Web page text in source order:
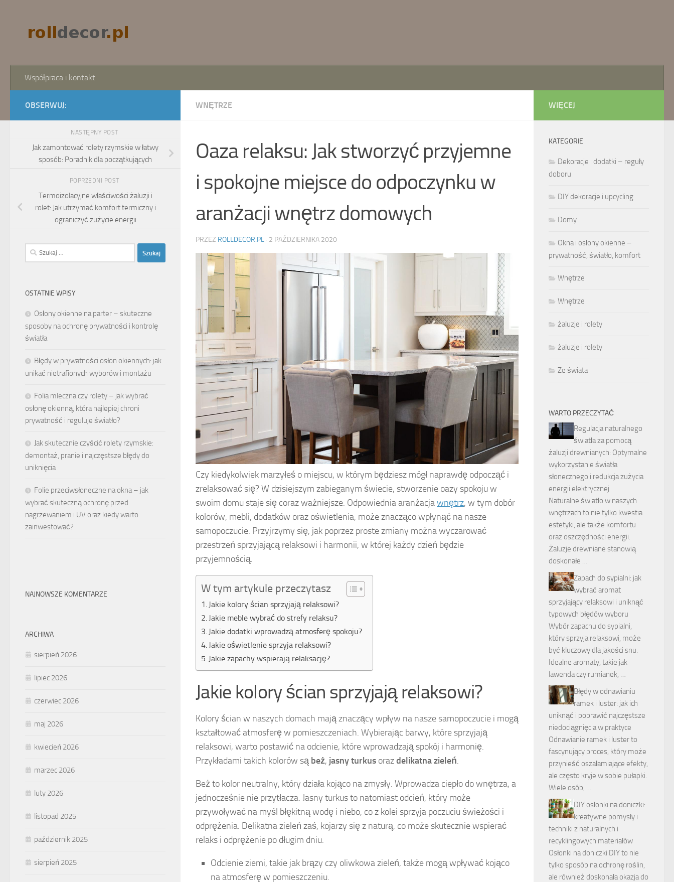
Współpraca i kontakt
WNĘTRZE
Oaza relaksu: Jak stworzyć przyjemne
i spokojne miejsce do odpoczynku w
aranżacji wnętrz domowych
PRZEZ ROLLDECOR.PL · 2 PAŹDZIERNIKA 2020
Czy kiedykolwiek marzyłeś o miejscu, w którym będziesz mógł naprawdę odpocząć i
zrelaksować się? W dzisiejszym zabieganym świecie, stworzenie oazy spokoju w
swoim domu staje się coraz ważniejsze. Odpowiednia aranżacjawnętrz, w tym dobór
kolorów, mebli, dodatków oraz oświetlenia, może znacząco wpłynąć na nasze
samopoczucie. Przyjrzymy się, jak poprzez proste zmiany można wyczarować
przestrzeń sprzyjającą relaksowi i harmonii, w której każdy dzień będzie
przyjemnością.
W tym artykule przeczytasz
Jakie kolory ścian sprzyjają relaksowi?
Jakie meble wybrać do strefy relaksu?
Jakie dodatki wprowadzą atmosferę spokoju?
Jakie oświetlenie sprzyja relaksowi?
Jakie zapachy wspierają relaksację?
Jakie kolory ścian sprzyjają relaksowi?
Kolory ścian w naszych domach mają znaczący wpływ na nasze samopoczucie i mogą
kształtować atmosferę w pomieszczeniach. Wybierając barwy, które sprzyjają
relaksowi, warto postawić na odcienie, które wprowadzają spokój i harmonię.
Przykładami takich kolorów są beż, jasny turkus orazdelikatna zieleń.
Beż to kolor neutralny, który działa kojąco na zmysły. Wprowadza ciepło do wnętrza, a
jednocześnie nie przytłacza. Jasny turkus to natomiast odcień, który może
przywoływać na myśl błękitną wodę i niebo, co z kolei sprzyja poczuciu świeżości i
odprężenia. Delikatna zieleń zaś, kojarzy się z naturą, co może skutecznie wspierać
relaks i odprężenie po długim dniu.
Odcienie ziemi, takie jak brązy czy oliwkowa zieleń, także mogą wpływać kojąco
na atmosferę w pomieszczeniu.
OBSERWUJ:
NASTĘPNY POST
Jak zamontować rolety rzymskie w łatwy
sposób: Poradnik dla początkujących
POPRZEDNI POST
Termoizolacyjne właściwości żaluzji i
rolet: Jak utrzymać komfort termiczny i
ograniczyć zużycie energii
Szukaj:
OSTATNIE WPISY
Osłony okienne na parter – skuteczne
sposoby na ochronę prywatności i kontrolę
światła
Błędy w prywatności osłon okiennych: jak
unikać nietrafionych wyborów i montażu
Folia mleczna czy rolety – jak wybrać
osłonę okienną, która najlepiej chroni
prywatność i reguluje światło?
Jak skutecznie czyścić rolety rzymskie:
demontaż, pranie i najczęstsze błędy do
uniknięcia
Folie przeciwsłoneczne na okna – jak
wybrać skuteczną ochronę przed
nagrzewaniem i UV oraz kiedy warto
zainwestować?
NAJNOWSZE KOMENTARZE
ARCHIWA
sierpień 2026
lipiec 2026
czerwiec 2026
maj 2026
kwiecień 2026
marzec 2026
luty 2026
listopad 2025
październik 2025
sierpień 2025
WIĘCEJ
KATEGORIE
Dekoracje i dodatki – reguły
doboru
DIY dekoracje i upcycling
Domy
Okna i osłony okienne –
prywatność, światło, komfort
Wnętrze
Wnętrze
żaluzje i rolety
żaluzje i rolety
Ze świata
WARTO PRZECZYTAĆ
Regulacja naturalnego
światła za pomocą
żaluzji drewnianych: Optymalne
wykorzystanie światła
słonecznego i redukcja zużycia
energii elektrycznej
Naturalne światło w naszych
wnętrzach to nie tylko kwestia
estetyki, ale także komfortu
oraz oszczędności energii.
Żaluzje drewniane stanowią
doskonałe …
Zapach do sypialni: jak
wybrać aromat
sprzyjający relaksowi i uniknąć
typowych błędów wyboru
Wybór zapachu do sypialni,
który sprzyja relaksowi, może
być kluczowy dla jakości snu.
Idealne aromaty, takie jak
lawenda czy rumianek, …
Błędy w odnawianiu
ramek i luster: jak ich
uniknąć i poprawić najczęstsze
niedociągnięcia w praktyce
Odnawianie ramek i luster to
fascynujący proces, który może
przynieść oszałamiające efekty,
ale często kryje w sobie pułapki.
Wiele osób, …
DIY osłonki na doniczki:
kreatywne pomysły i
techniki z naturalnych i
recyklingowych materiałów
Osłonki na doniczki DIY to nie
tylko sposób na ochronę roślin,
ale również doskonała okazja do